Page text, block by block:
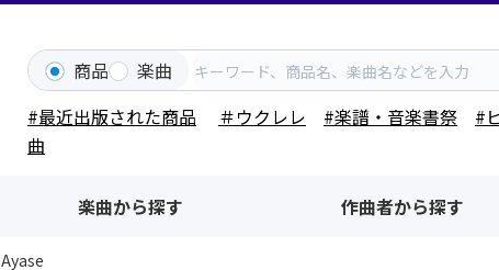
商品 楽曲
#最近出版された商品
＃ウクレレ #楽譜・音楽書祭
#
曲
楽曲から探す 作曲者から探す
Ayase